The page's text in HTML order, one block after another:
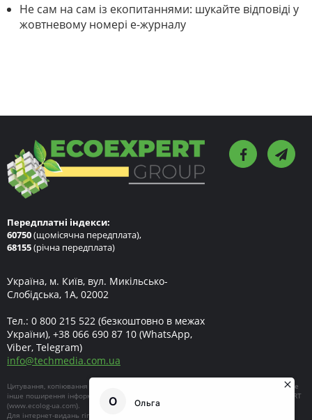
Не сам на сам із екопитаннями: шукайте відповіді у
жовтневому номері е-журналу
Передплатні індекси:
60750(щомісячна передплата),
68155(річна передплата)
Україна, м. Київ, вул. Микільсько-
Слобідська, 1А, 02002
Тел.: 0 800 215 522 (безкоштовно в межах
України), +38 066 690 87 10 (WhatsApp,
Viber, Telegram)
info@techmedia.com.ua
Цитування, копіювання окремих частин текстів чи зображень, передрук чи будь-яке
інше поширення інформації ECOEXPERT можливе за умови посилання на ECOEXPERT
(www.ecolog-ua.com).
Для інтернет-видань гіперпосилання є обов'язковим. Матеріали в блоці «Новини